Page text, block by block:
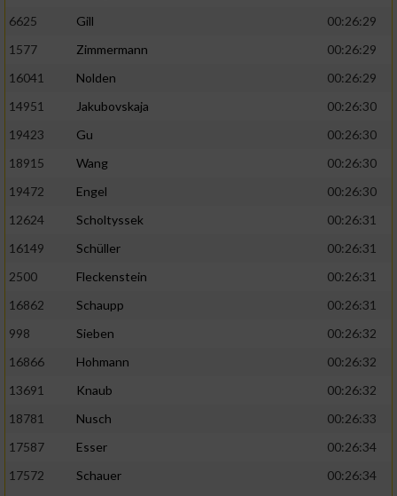
6625
Gill
00:26:29
1577
Zimmermann
00:26:29
16041
Nolden
00:26:29
14951
Jakubovskaja
00:26:30
19423
Gu
00:26:30
18915
Wang
00:26:30
19472
Engel
00:26:30
12624
Scholtyssek
00:26:31
16149
Schüller
00:26:31
2500
Fleckenstein
00:26:31
16862
Schaupp
00:26:31
998
Sieben
00:26:32
16866
Hohmann
00:26:32
13691
Knaub
00:26:32
18781
Nusch
00:26:33
17587
Esser
00:26:34
17572
Schauer 00:26:34